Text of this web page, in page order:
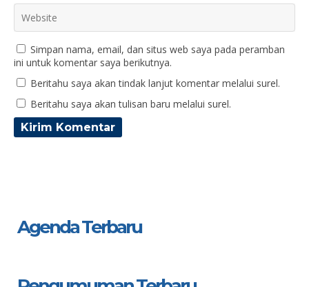
Simpan nama, email, dan situs web saya pada peramban
ini untuk komentar saya berikutnya.
Beritahu saya akan tindak lanjut komentar melalui surel.
Beritahu saya akan tulisan baru melalui surel.
Agenda Terbaru